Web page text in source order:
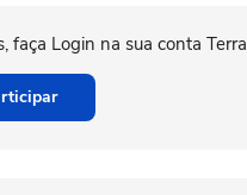
faça Login na sua conta Terra